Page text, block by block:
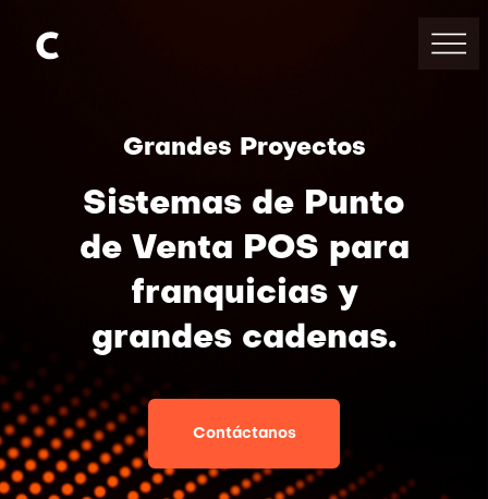
Grandes Proyectos
Sistemas de Punto
de Venta POS para
franquicias y
grandes cadenas.
Contáctanos